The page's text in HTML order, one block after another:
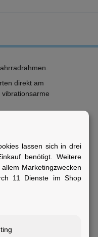
direkt am
lassen sich in drei
benötigt. Weitere
Marketingzwecken
11 Dienste im Shop